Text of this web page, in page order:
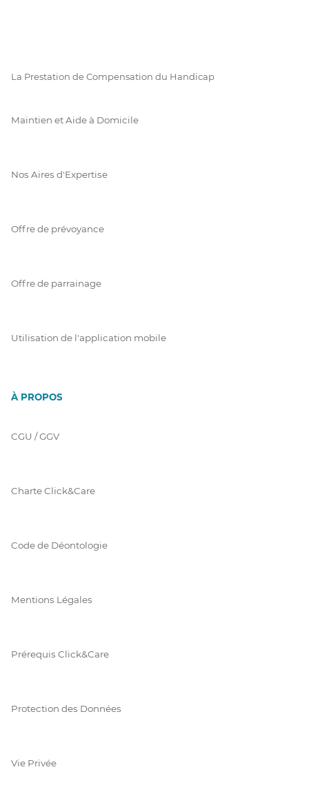
La Prestation de Compensation du Handicap
Maintien et Aide à Domicile
Nos Aires d'Expertise
Offre de prévoyance
Offre de parrainage
Utilisation de l'application mobile
À PROPOS
CGU / GGV
Charte Click&Care
Code de Déontologie
Mentions Légales
Prérequis Click&Care
Protection des Données
Vie Privée